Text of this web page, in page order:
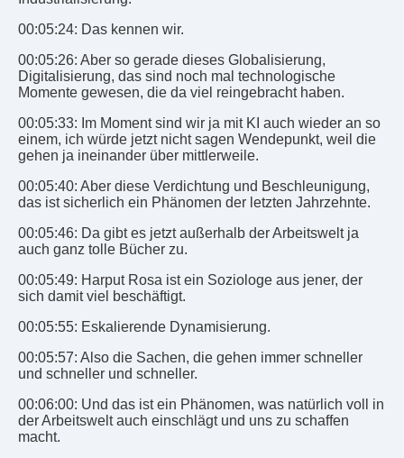
00:05:24: Das kennen wir.
00:05:26: Aber so gerade dieses Globalisierung,
Digitalisierung, das sind noch mal technologische
Momente gewesen, die da viel reingebracht haben.
00:05:33: Im Moment sind wir ja mit KI auch wieder an so
einem, ich würde jetzt nicht sagen Wendepunkt, weil die
gehen ja ineinander über mittlerweile.
00:05:40: Aber diese Verdichtung und Beschleunigung,
das ist sicherlich ein Phänomen der letzten Jahrzehnte.
00:05:46: Da gibt es jetzt außerhalb der Arbeitswelt ja
auch ganz tolle Bücher zu.
00:05:49: Harput Rosa ist ein Soziologe aus jener, der
sich damit viel beschäftigt.
00:05:55: Eskalierende Dynamisierung.
00:05:57: Also die Sachen, die gehen immer schneller
und schneller und schneller.
00:06:00: Und das ist ein Phänomen, was natürlich voll in
der Arbeitswelt auch einschlägt und uns zu schaffen
macht.